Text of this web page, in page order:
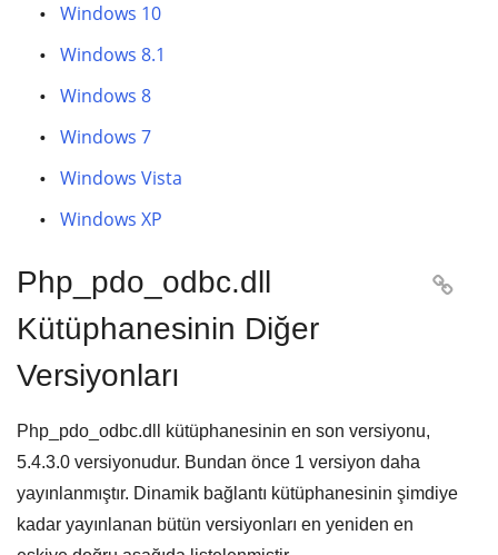
Windows 10
Windows 8.1
Windows 8
Windows 7
Windows Vista
Windows XP
Php_pdo_odbc.dll
Kütüphanesinin Diğer
Versiyonları

Php_pdo_odbc.dll kütüphanesinin en son versiyonu,
5.4.3.0 versiyonudur. Bundan önce 1 versiyon daha
yayınlanmıştır. Dinamik bağlantı kütüphanesinin şimdiye
kadar yayınlanan bütün versiyonları en yeniden en